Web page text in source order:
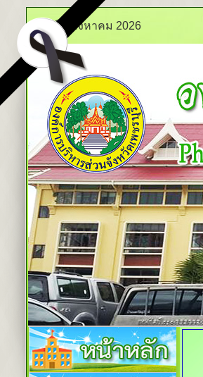
ศุกร์ 7 สิงหาคม 2026